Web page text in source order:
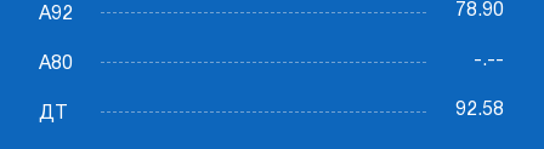
А92 78.90
А80 -.--
ДТ 92.58